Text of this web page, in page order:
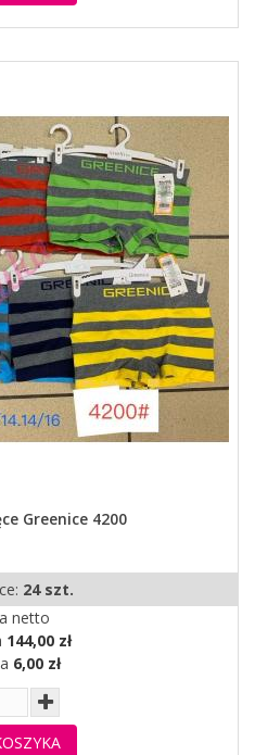
Greenice 4200
24 szt.
netto
144,00 zł
6,00 zł